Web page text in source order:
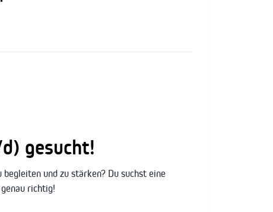
gesucht!
und zu stärken? Du suchst eine
richtig!